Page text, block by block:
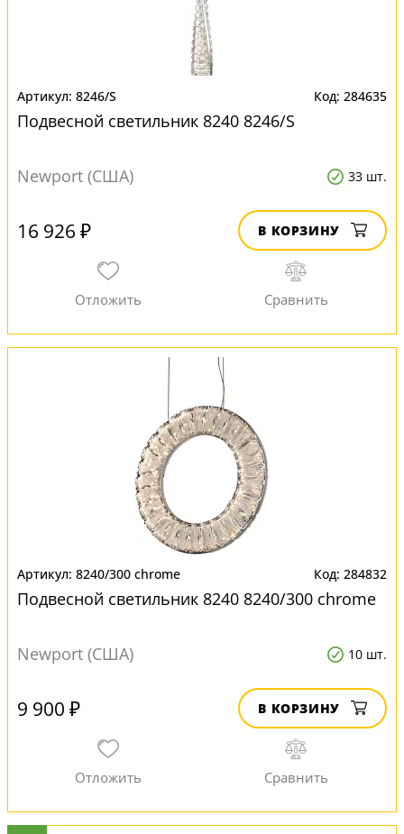
8246/S 284635
Подвесной светильник 8240 8246/S
Newport (США) 33 шт.
16 926 ₽ В КОРЗИНУ
8240/300 chrome 284832
Подвесной светильник 8240 8240/300 chrome
Newport (США) 10 шт.
9 900 ₽ В КОРЗИНУ